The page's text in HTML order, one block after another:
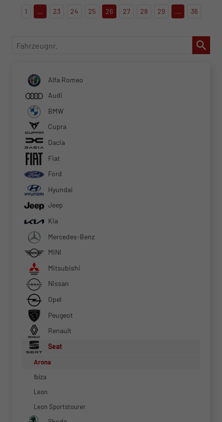
1 ... 23 24 25 26 27 28 29 ... 36
Fahrzeugnr.
Alfa Romeo
Audi
BMW
Cupra
Dacia
Fiat
Ford
Hyundai
Jeep
Kia
Mercedes-Benz
MINI
Mitsubishi
Nissan
Opel
Peugeot
Renault
Seat
Arona
Ibiza
Leon
Leon Sportstourer